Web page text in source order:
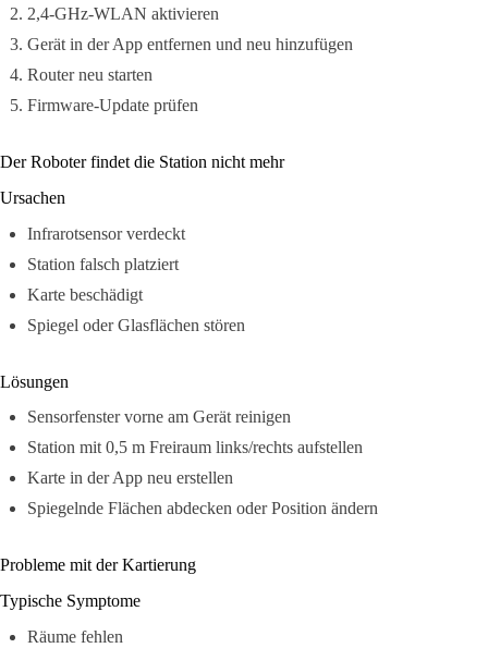
2,4-GHz-WLAN aktivieren
Gerät in der App entfernen und neu hinzufügen
Router neu starten
Firmware-Update prüfen
Der Roboter findet die Station nicht mehr
Ursachen
Infrarotsensor verdeckt
Station falsch platziert
Karte beschädigt
Spiegel oder Glasflächen stören
Lösungen
Sensorfenster vorne am Gerät reinigen
Station mit 0,5 m Freiraum links/rechts aufstellen
Karte in der App neu erstellen
Spiegelnde Flächen abdecken oder Position ändern
Probleme mit der Kartierung
Typische Symptome
Räume fehlen